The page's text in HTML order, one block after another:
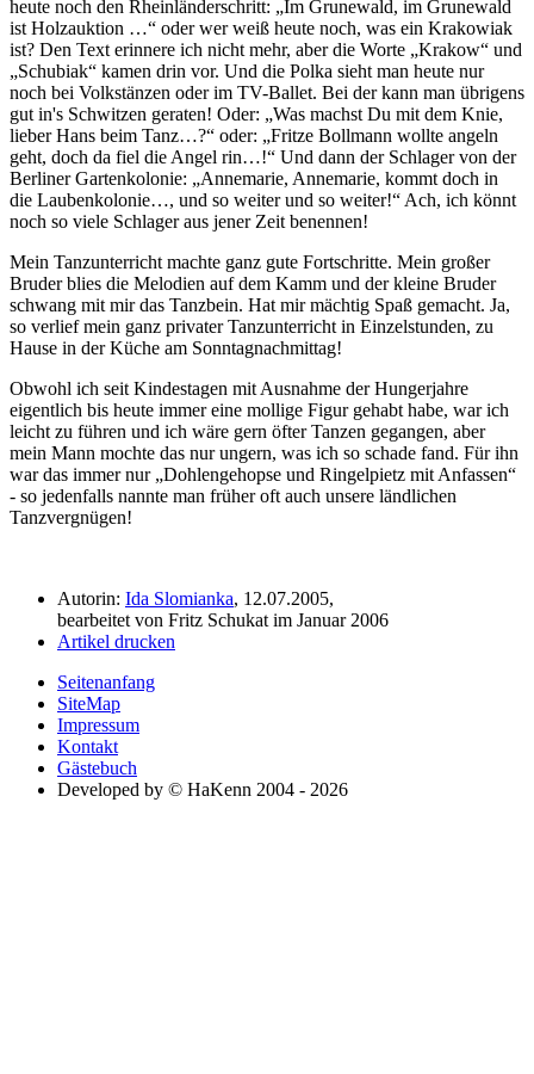
heute noch den Rheinländerschritt:
Im Grunewald, im Grunewald
ist Holzauktion …
oder wer weiß heute noch, was ein Krakowiak
ist? Den Text erinnere ich nicht mehr, aber die Worte
Krakow
und
Schubiak
kamen drin vor. Und die Polka sieht man heute nur
noch bei Volkstänzen oder im TV-Ballet. Bei der kann man übrigens
gut in's Schwitzen geraten! Oder:
Was machst Du mit dem Knie,
lieber Hans beim Tanz…?
oder:
Fritze Bollmann wollte angeln
geht, doch da fiel die Angel rin…!
Und dann der Schlager von der
Berliner Gartenkolonie:
Annemarie, Annemarie, kommt doch in
die Laubenkolonie…, und so weiter und so weiter!
Ach, ich könnt
noch so viele Schlager aus jener Zeit benennen!
Mein Tanzunterricht machte ganz gute Fortschritte. Mein großer
Bruder blies die Melodien auf dem Kamm und der kleine Bruder
schwang mit mir das Tanzbein. Hat mir mächtig Spaß gemacht. Ja,
so verlief mein ganz privater Tanzunterricht in Einzelstunden, zu
Hause in der Küche am Sonntagnachmittag!
Obwohl ich seit Kindestagen mit Ausnahme der Hungerjahre
eigentlich bis heute immer eine mollige Figur gehabt habe, war ich
leicht zu führen und ich wäre gern öfter Tanzen gegangen, aber
mein Mann mochte das nur ungern, was ich so schade fand. Für ihn
war das immer nur Dohlengehopse und Ringelpietz mit Anfassen
- so jedenfalls nannte man früher oft auch unsere ländlichen
Tanzvergnügen!
Autorin: Ida Slomianka, 12.07.2005,
bearbeitet von Fritz Schukat im Januar 2006
Artikel drucken
Seitenanfang
SiteMap
Impressum
Kontakt
Gästebuch
Developed by © HaKenn 2004 - 2026